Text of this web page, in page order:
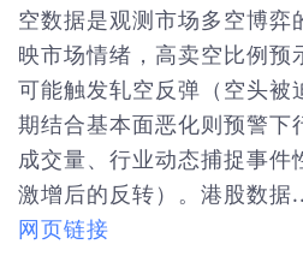
空数据是观测市场多空博弈
映市场情绪，高卖空比例预
可能触发轧空反弹（空头被
期结合基本面恶化则预警下
成交量、行业动态捕捉事件
激增后的反转）。港股数据
网页链接